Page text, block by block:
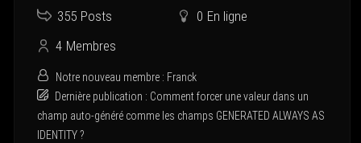
355 Posts 0 En ligne
4 Membres
Notre nou­veau membre : Franck
Der­nière publi­ca­tion : Com­ment for­cer une valeur dans un
champ auto-géné­ré comme les champs GENERATED ALWAYS AS
IDENTITY ?